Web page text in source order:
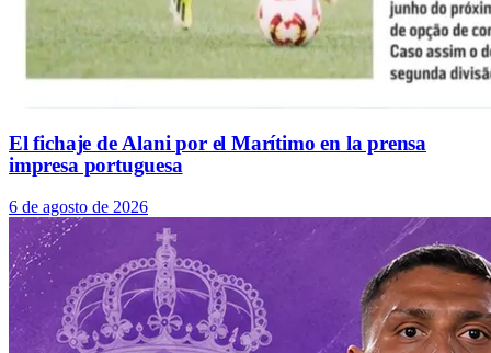
El fichaje de Alani por el Marítimo en la prensa
impresa portuguesa
6 de agosto de 2026